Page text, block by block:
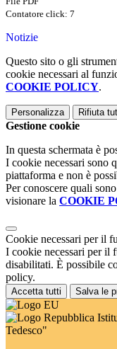
Contatore click: 7
Notizie
Questo sito o gli
cookie necessari al
COOKIE POLICY.
Personalizza Rifiuta
Gestione cookie
In questa schermata è
I cookie necessari sono
piattaforma e non è
Per conoscere quali
visionare la COOKIE
Cookie necessari per il
I cookie necessari per il
disabilitati. È possibile
policy.
Accetta tutti Salva le
Tedesco"